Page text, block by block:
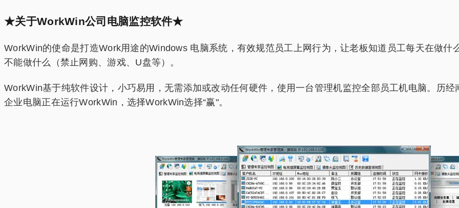
★关于WorkWin公司电脑监控软件★
WorkWin的使命是打造Work用途的Windows 电脑系统，有效规范员工上网行为，让老板知道员工每天在做
不能做什么（禁止网购、游戏、U盘等）。
WorkWin基于纯软件设计，小巧易用，无需添加或改动任何硬件，使用一台管理机监控全部员工机电脑。历
企业电脑正在运行WorkWin，选择WorkWin选择“赢"。